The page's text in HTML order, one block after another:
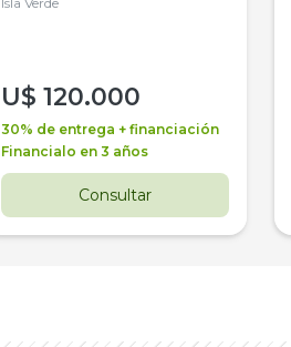
U$ 120.000
30% de entrega + financiación
Financialo en 3 años
Consultar